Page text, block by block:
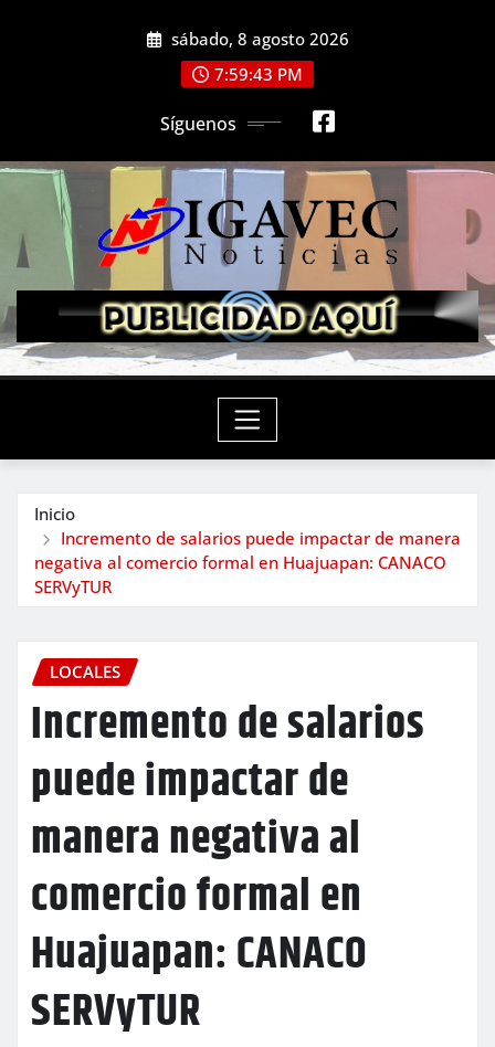
sábado, 8 agosto 2026
7:59:45 PM
Síguenos
Inicio
Incremento de salarios puede impactar de manera
negativa al comercio formal en Huajuapan: CANACO
SERVyTUR
LOCALES
Incremento de salarios
puede impactar de
manera negativa al
comercio formal en
Huajuapan: CANACO
SERVyTUR